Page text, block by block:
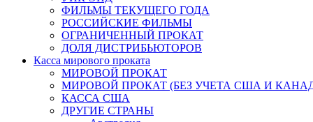
ФИЛЬМЫ ТЕКУЩЕГО ГОДА
РОССИЙСКИЕ ФИЛЬМЫ
ОГРАНИЧЕННЫЙ ПРОКАТ
ДОЛЯ ДИСТРИБЬЮТОРОВ
Касса мирового проката
МИРОВОЙ ПРОКАТ
МИРОВОЙ ПРОКАТ (БЕЗ УЧЕТА США И
КАССА США
ДРУГИЕ СТРАНЫ